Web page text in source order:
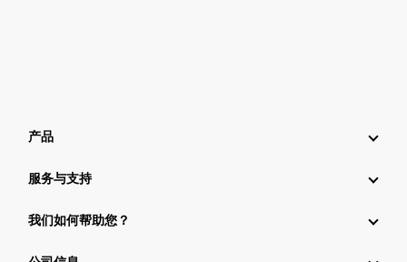
产品
服务与支持
我们如何帮助您？